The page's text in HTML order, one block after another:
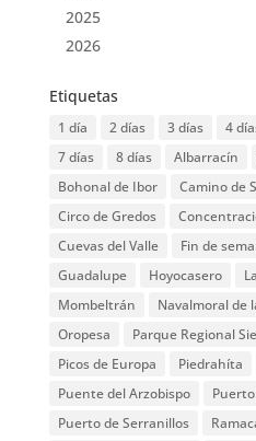
2025
2026
Etiquetas
1 día 2 días 3 días 4
7 días
8 días Albarracín
Bohonal de Ibor
Camino de
Circo de Gredos
Cuevas del Valle
Fin de
Guadalupe
Hoyocasero
Mombeltrán
Navalmoral de
Oropesa
Parque Regional
Picos de Europa
Piedrahíta
Puente del Arzobispo
Puerto de Serranillos